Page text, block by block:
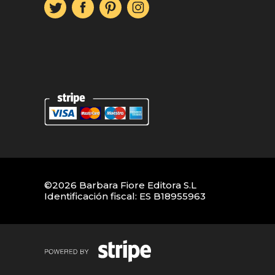
©2026 Barbara Fiore Editora S.L
Identificación fiscal: ES B18955963